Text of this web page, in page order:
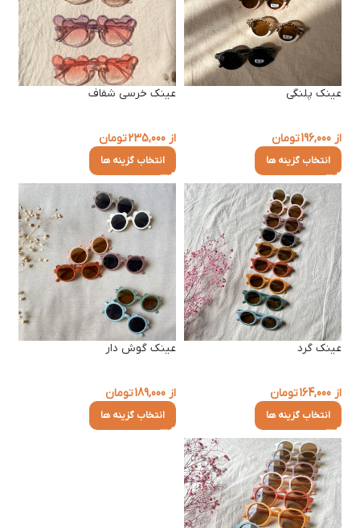
عینک پلنگی
از196,000تومان
انتخاب گزینه ها
عینک خرسی شفاف
از 235,000تومان
انتخاب گزینه ها
عینک گرد
از164,000تومان
انتخاب گزینه ها
عینک گوش دار
از 189,000تومان
انتخاب گزینه ها